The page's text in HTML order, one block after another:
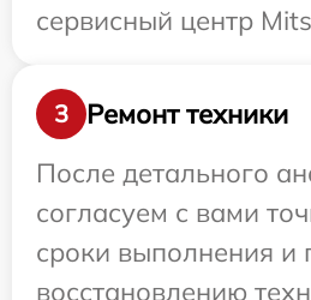
сервисный центр
3
Ремонт техники
После детального
согласуем с вами
сроки выполнения и
восстановлению